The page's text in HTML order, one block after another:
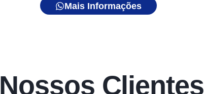
Mais Informações
Nossos Clientes